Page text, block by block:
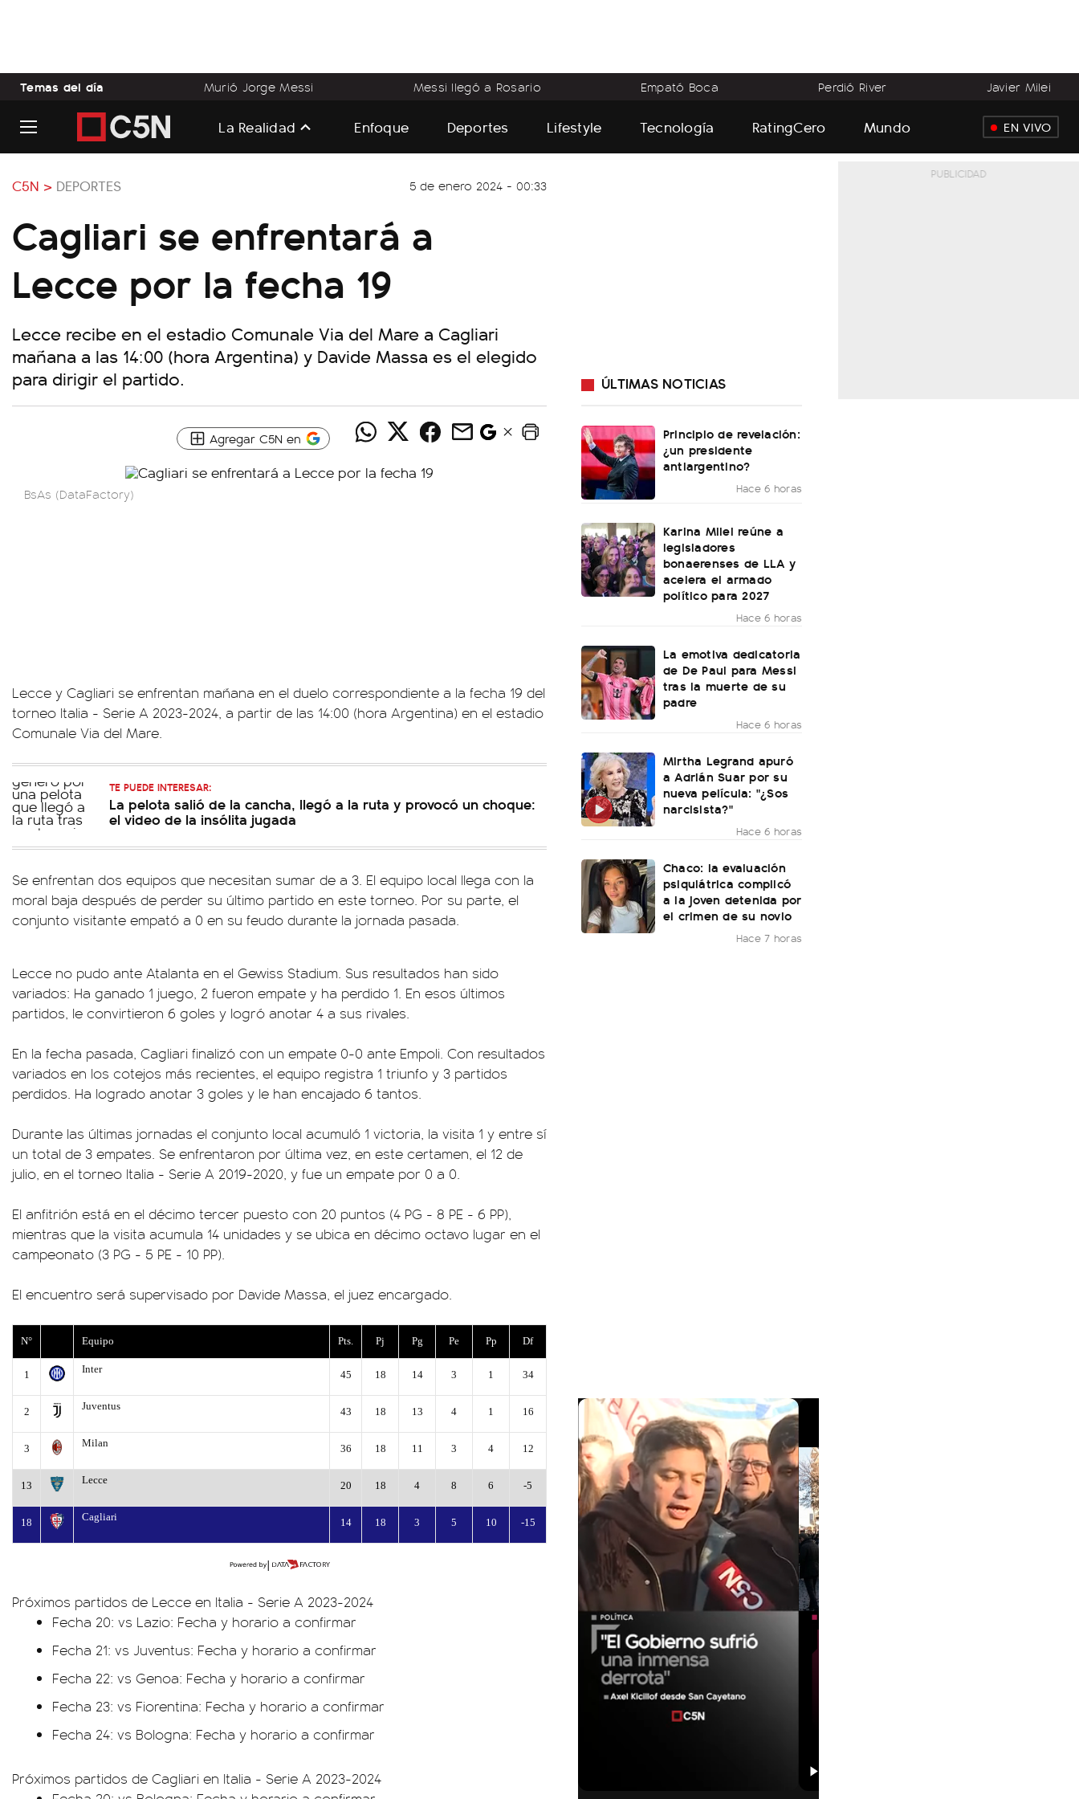
Temas del día Murió Jorge Messi Messi llegó a Rosario Empató Boca Perdió River Javier Milei
La Realidad Enfoque Deportes Lifestyle Tecnología RatingCero Mundo EN VIVO
C5N > DEPORTES 5 de enero 2024 - 00:33
Cagliari se enfrentará a
Lecce por la fecha 19
Lecce recibe en el estadio Comunale Via del Mare a Cagliari
mañana a las 14:00 (hora Argentina) y Davide Massa es el elegido
para dirigir el partido.
Agregar C5N en
BsAs (DataFactory)
Lecce y Cagliari se enfrentan mañana en el duelo correspondiente a la fecha 19 del
torneo Italia - Serie A 2023-2024, a partir de las 14:00 (hora Argentina) en el estadio
Comunale Via del Mare.
TE PUEDE INTERESAR:
La pelota salió de la cancha, llegó a la ruta y provocó un choque:
el video de la insólita jugada
Se enfrentan dos equipos que necesitan sumar de a 3. El equipo local llega con la
moral baja después de perder su último partido en este torneo. Por su parte, el
conjunto visitante empató a 0 en su feudo durante la jornada pasada.
Lecce no pudo ante Atalanta en el Gewiss Stadium. Sus resultados han sido
variados: Ha ganado 1 juego, 2 fueron empate y ha perdido 1. En esos últimos
partidos, le convirtieron 6 goles y logró anotar 4 a sus rivales.
En la fecha pasada, Cagliari finalizó con un empate 0-0 ante Empoli. Con resultados
variados en los cotejos más recientes, el equipo registra 1 triunfo y 3 partidos
perdidos. Ha logrado anotar 3 goles y le han encajado 6 tantos.
Durante las últimas jornadas el conjunto local acumuló 1 victoria, la visita 1 y entre sí
un total de 3 empates. Se enfrentaron por última vez, en este certamen, el 12 de
julio, en el torneo Italia - Serie A 2019-2020, y fue un empate por 0 a 0.
El anfitrión está en el décimo tercer puesto con 20 puntos (4 PG - 8 PE - 6 PP),
mientras que la visita acumula 14 unidades y se ubica en décimo octavo lugar en el
campeonato (3 PG - 5 PE - 10 PP).
El encuentro será supervisado por Davide Massa, el juez encargado.
N° Equipo Pts. Pj Pg Pe Pp Df
1 Inter 45 18 14 3 1 34
2 Juventus 43 18 13 4 1 16
3 Milan 36 18 11 3 4 12
13 Lecce 20 18 4 8 6 -5
18 Cagliari 14 18 3 5 10 -15
Próximos partidos de Lecce en Italia - Serie A 2023-2024
Fecha 20: vs Lazio: Fecha y horario a confirmar
Fecha 21: vs Juventus: Fecha y horario a confirmar
Fecha 22: vs Genoa: Fecha y horario a confirmar
Fecha 23: vs Fiorentina: Fecha y horario a confirmar
Fecha 24: vs Bologna: Fecha y horario a confirmar
Próximos partidos de Cagliari en Italia - Serie A 2023-2024
ÚLTIMAS NOTICIAS
Principio de revelación:
¿un presidente
antiargentino?
Hace 6 horas
Karina Milei reúne a
legisladores
bonaerenses de LLA y
acelera el armado
político para 2027
Hace 6 horas
La emotiva dedicatoria
de De Paul para Messi
tras la muerte de su
padre
Hace 6 horas
Mirtha Legrand apuró
a Adrián Suar por su
nueva película: "¿Sos
narcisista?"
Hace 6 horas
Chaco: la evaluación
psiquiátrica complicó
a la joven detenida por
el crimen de su novio
Hace 7 horas
01:05 00:29